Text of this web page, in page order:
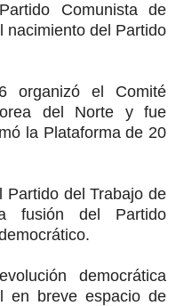
Comunista de
nacimiento del Partido
organizó el Comité
del Norte y fue
la Plataforma de 20
Partido del Trabajo de
fusión del Partido
democrática
en breve espacio de